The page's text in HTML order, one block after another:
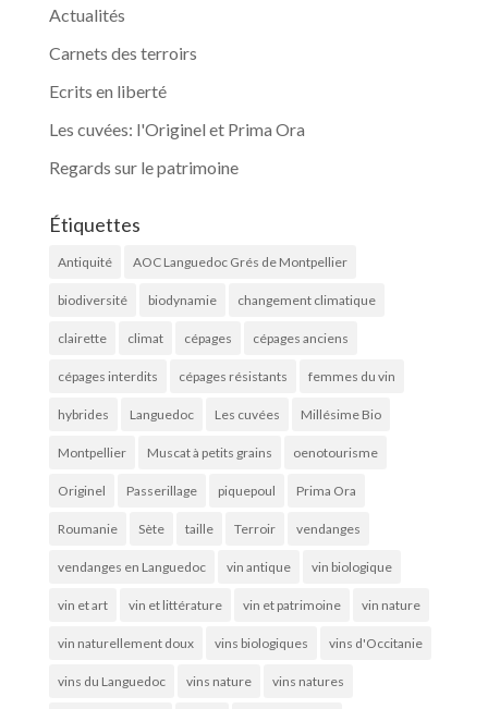
Actualités
Carnets des terroirs
Ecrits en liberté
Les cuvées: l'Originel et Prima Ora
Regards sur le patrimoine
Étiquettes
Antiquité AOC Languedoc Grés de Montpellier
biodiversité biodynamie changement climatique
clairette climat cépages cépages anciens
cépages interdits cépages résistants femmes du vin
hybrides Languedoc Les cuvées Millésime Bio
Montpellier Muscat à petits grains oenotourisme
Originel Passerillage piquepoul Prima Ora
Roumanie Sète taille Terroir vendanges
vendanges en Languedoc vin antique vin biologique
vin et art vin et littérature vin et patrimoine vin nature
vin naturellement doux vins biologiques vins d'Occitanie
vins du Languedoc vins nature vins natures